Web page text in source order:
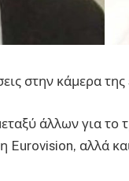
στην κάμερα
άλλων για το
αλλά